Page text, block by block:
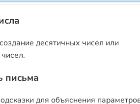
десятичных чисел или
письма
для объяснения